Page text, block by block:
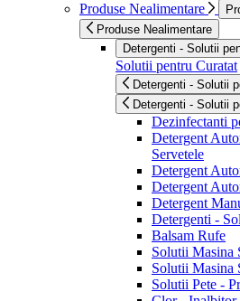
Produse Nealimentare
Produse Nealimentare
Detergenti - Solutii
Solutii pentru Curatat
Detergenti - Solutii
Detergenti - Solutii
Dezinfectanti
Detergent
Servetele
Detergent
Detergent
Detergent
Detergenti -
Balsam Rufe
Solutii Masina
Solutii Masina
Solutii Pete -